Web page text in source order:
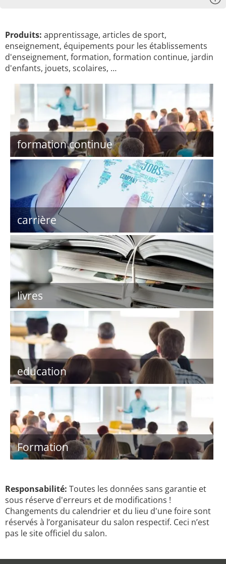
Produits: apprentissage, articles de sport,
enseignement, équipements pour les établissements
d'enseignement, formation, formation continue, jardin
d'enfants, jouets, scolaires, …
formation continue
carrière
livres
education
Formation
Responsabilité: Toutes les données sans garantie et
sous réserve d'erreurs et de modifications !
Changements du calendrier et du lieu d'une foire sont
réservés à l’organisateur du salon respectif. Ceci n’est
pas le site officiel du salon.